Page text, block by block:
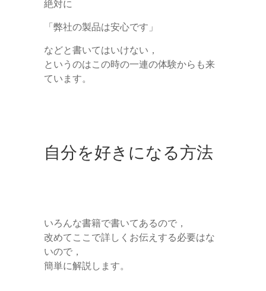
絶対に
「弊社の製品は安心です」
などと書いてはいけない，
というのはこの時の一連の体験からも来
ています。
自分を好きになる方法
いろんな書籍で書いてあるので，
改めてここで詳しくお伝えする必要はな
いので，
簡単に解説します。